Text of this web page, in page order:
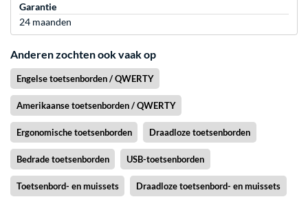
Garantie
24 maanden
Anderen zochten ook vaak op
Engelse toetsenborden / QWERTY
Amerikaanse toetsenborden / QWERTY
Ergonomische toetsenborden Draadloze toetsenborden
Bedrade toetsenborden USB-toetsenborden
Toetsenbord- en muissets Draadloze toetsenbord- en muissets